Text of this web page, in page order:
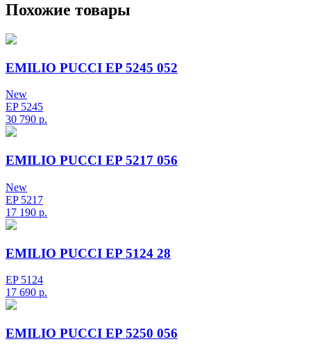
Похожие товары
EMILIO PUCCI EP 5245 052
New
EP 5245
30 790 р.
EMILIO PUCCI EP 5217 056
New
EP 5217
17 190 р.
EMILIO PUCCI EP 5124 28
EP 5124
17 690 р.
EMILIO PUCCI EP 5250 056